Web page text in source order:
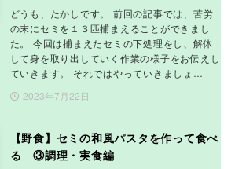
どうも、たかしです。 前回の記事では、苦労
の末にセミを１３匹捕まえることができまし
た。 今回は捕まえたセミの下処理をし、解体
して身を取り出していく作業の様子をお伝えし
ていきます。 それではやっていきましょ…
2023年7月22日
【野食】セミの和風パスタを作って食べ
る ③調理・実食編